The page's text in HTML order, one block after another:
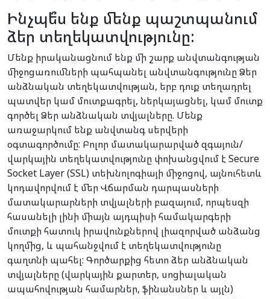
Ինչպե՞ս ենք մենք պաշտպանում
ձեր տեղեկատվությունը:
Մենք իրականացնում ենք մի շարք անվտանգության
միջոցառումների պահպանել անվտանգությունը Ձեր
անձնական տեղեկատվության, երբ դուք տեղադրել
պատվեր կամ մուտքագրել, ներկայացնել, կամ մուտք
գործել Ձեր անձնական տվյալները. Մենք
առաջարկում ենք անվտանգ սերվերի
օգտագործումը: Բոլոր մատակարարված զգայուն/
վարկային տեղեկատվությունը փոխանցվում է Secure
Socket Layer (SSL) տեխնոլոգիայի միջոցով, այնուհետև
կոդավորվում է մեր Վճարման դարպասների
մատակարարների տվյալների բազայում, որպեսզի
հասանելի լինի միայն այդպիսի համակարգերի
մուտքի հատուկ իրավունքներով լիազորված անձանց
կողմից, և պահանջվում է տեղեկատվությունը
գաղտնի պահել: Գործարքից հետո ձեր անձնական
տվյալները (վարկային քարտեր, սոցիալական
ապահովության համարներ, ֆինանսներ և այլն)